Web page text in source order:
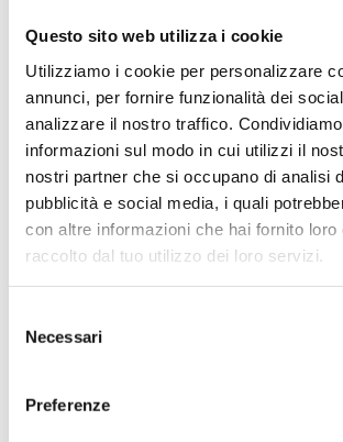
Questo sito web utilizza i cookie
Utilizziamo i cookie per personalizzare
annunci, per fornire funzionalità dei
analizzare il nostro traffico.
informazioni sul modo in cui utilizzi il
nostri partner che si occupano di analisi
pubblicità e social media, i quali
con altre informazioni che hai fornito loro
raccolto dal tuo utilizzo dei loro servizi.
delNecessari
Preferenze
Oltre 30 anni di
Nato nel 1990 con il nome di
Lazio. Da sempre soddisfiamo i